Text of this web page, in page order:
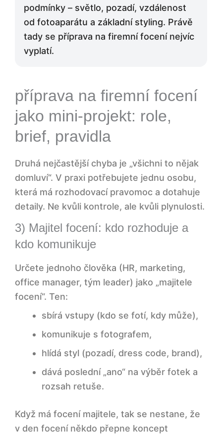
podmínky – světlo, pozadí, vzdálenost
od fotoaparátu a základní styling. Právě
tady se příprava na firemní focení nejvíc
vyplatí.
příprava na firemní focení
jako mini-projekt: role,
brief, pravidla
Druhá nejčastější chyba je „všichni to nějak
domluví“. V praxi potřebujete jednu osobu,
která má rozhodovací pravomoc a dotahuje
detaily. Ne kvůli kontrole, ale kvůli plynulosti.
3) Majitel focení: kdo rozhoduje a
kdo komunikuje
Určete jednoho člověka (HR, marketing,
office manager, tým leader) jako „majitele
focení“. Ten:
sbírá vstupy (kdo se fotí, kdy může),
komunikuje s fotografem,
hlídá styl (pozadí, dress code, brand),
dává poslední „ano“ na výběr fotek a
rozsah retuše.
Když má focení majitele, tak se nestane, že
v den focení někdo přepne koncept